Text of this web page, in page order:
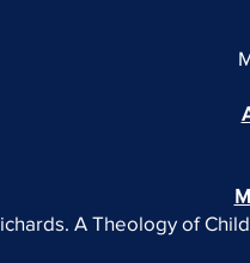
A Theology of